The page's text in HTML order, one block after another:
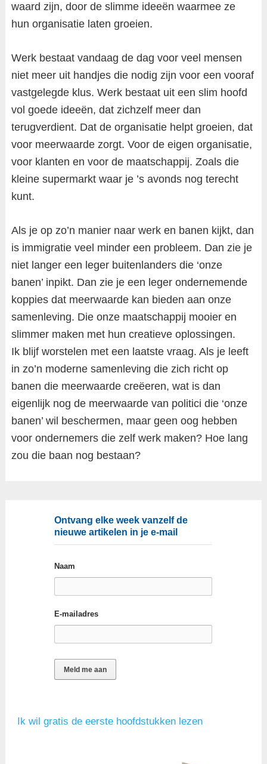
waard zijn, door de slimme ideeën waarmee ze
hun organisatie laten groeien.
Werk bestaat vandaag de dag voor veel mensen
niet meer uit handjes die nodig zijn voor een vooraf
vastgelegde klus. Werk bestaat uit een slim hoofd
vol goede ideeën, dat zichzelf meer dan
terugverdient. Dat de organisatie helpt groeien, dat
voor meerwaarde zorgt. Voor de eigen organisatie,
voor klanten en voor de maatschappij. Zoals die
kleine supermarkt waar je ’s avonds nog terecht
kunt.
Als je op zo’n manier naar werk en banen kijkt, dan
is immigratie veel minder een probleem. Dan zie je
niet langer een leger buitenlanders die ‘onze
banen’ inpikt. Dan zie je een leger ondernemende
koppies dat meerwaarde kan bieden aan onze
samenleving. Die onze maatschappij mooier en
slimmer maken met hun creatieve oplossingen.
Ik blijf worstelen met een laatste vraag. Als je leeft
in zo’n moderne samenleving die zich richt op
banen die meerwaarde creëeren, wat is dan
eigenlijk nog de meerwaarde van politici die ‘onze
banen’ wil beschermen, maar geen oog hebben
voor ondernemers die zelf werk maken? Hoe lang
zou die baan nog bestaan?
Ontvang elke week vanzelf de
nieuwe artikelen in je e-mail
Naam
E-mailadres
Ik wil gratis de eerste hoofdstukken lezen